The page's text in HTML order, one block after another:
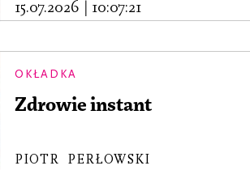
15.07.2026 10:07:21
OKŁADKA
Zdrowie instant
PIOTR PERŁOWSKI